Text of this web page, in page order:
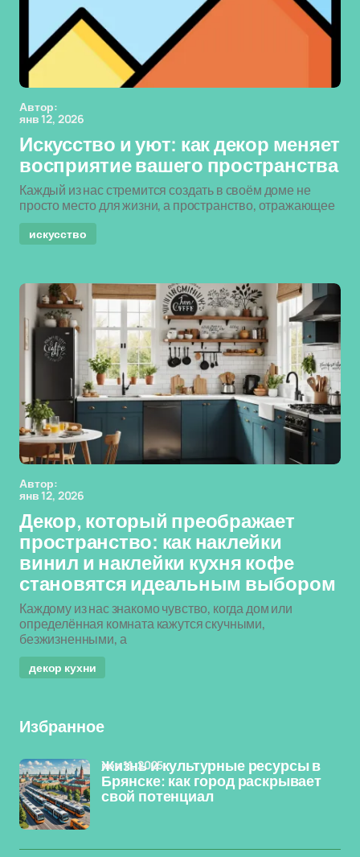
Автор:
янв 12, 2026
Искусство и уют: как декор меняет
восприятие вашего пространства
Каждый из нас стремится создать в своём доме не
просто место для жизни, а пространство, отражающее
искусство
Автор:
янв 12, 2026
Декор, который преображает
пространство: как наклейки
винил и наклейки кухня кофе
становятся идеальным выбором
Каждому из нас знакомо чувство, когда дом или
определённая комната кажутся скучными,
безжизненными, а
декор кухни
Избранное
Жизнь и культурные ресурсы в
Брянске: как город раскрывает
свой потенциал
ноя 11, 2025